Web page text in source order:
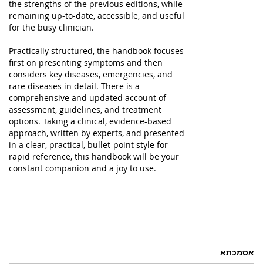
אסמכתא
the strengths of the previous editions, while
remaining up-to-date, accessible, and useful
for the busy clinician.
Practically structured, the handbook focuses
first on presenting symptoms and then
considers key diseases, emergencies, and
rare diseases in detail. There is a
comprehensive and updated account of
assessment, guidelines, and treatment
options. Taking a clinical, evidence-based
approach, written by experts, and presented
in a clear, practical, bullet-point style for
rapid reference, this handbook will be your
constant companion and a joy to use.